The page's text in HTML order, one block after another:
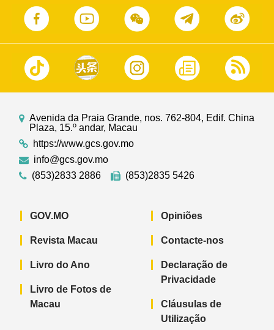
Avenida da Praia Grande, nos. 762-804, Edif. China
Plaza, 15.º andar, Macau
https://www.gcs.gov.mo
info@gcs.gov.mo
(853)2833 2886
(853)2835 5426
GOV.MO
Revista Macau
Livro do Ano
Livro de Fotos de
Macau
Opiniões
Contacte-nos
Declaração de
Privacidade
Cláusulas de
Utilização